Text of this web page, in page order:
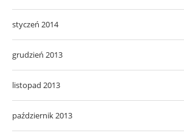
styczeń 2014
grudzień 2013
listopad 2013
październik 2013